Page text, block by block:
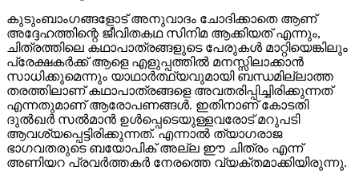
കുടുംബാംഗങ്ങളോട് അനുവാദം ചോദിക്കാതെ ആണ്
അദ്ദേഹത്തിന്റെ ജീവിതകഥ സിനിമ ആക്കിയത് എന്നും,
ചിത്രത്തിലെ കഥാപാത്രങ്ങളുടെ പേരുകള്‍ മാറ്റിയെങ്കിലും
പ്രേക്ഷകര്‍ക്ക് ആളെ എളുപ്പത്തില്‍ മനസ്സിലാക്കാന്‍
സാധിക്കുമെന്നും യാഥാര്‍ത്ഥ്യവുമായി ബന്ധമില്ലാത്ത
തരത്തിലാണ് കഥാപാത്രങ്ങളെ അവതരിപ്പിച്ചിരിക്കുന്നത്
എന്നതുമാണ് ആരോപണങ്ങള്‍. ഇതിനാണ് കോടതി
ദുല്‍ഖര്‍ സല്‍മാന്‍ ഉള്‍പ്പെടെയുള്ളവരോട് മറുപടി
ആവശ്യപ്പെട്ടിരിക്കുന്നത്. എന്നാല്‍ ത്യാഗരാജ
ഭാഗവതരുടെ ബയോപിക് അല്ല ഈ ചിത്രം എന്ന്
അണിയറ പ്രവര്‍ത്തകര്‍ നേരത്തെ വ്യക്തമാക്കിയിരുന്നു.